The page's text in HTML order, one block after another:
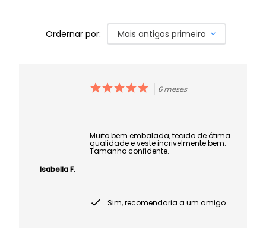
Ordernar por: Mais antigos primeiro
Isabella F.
6 meses
Muito bem embalada, tecido de ótima
qualidade e veste incrivelmente bem.
Tamanho confidente.
Sim, recomendaria a um amigo